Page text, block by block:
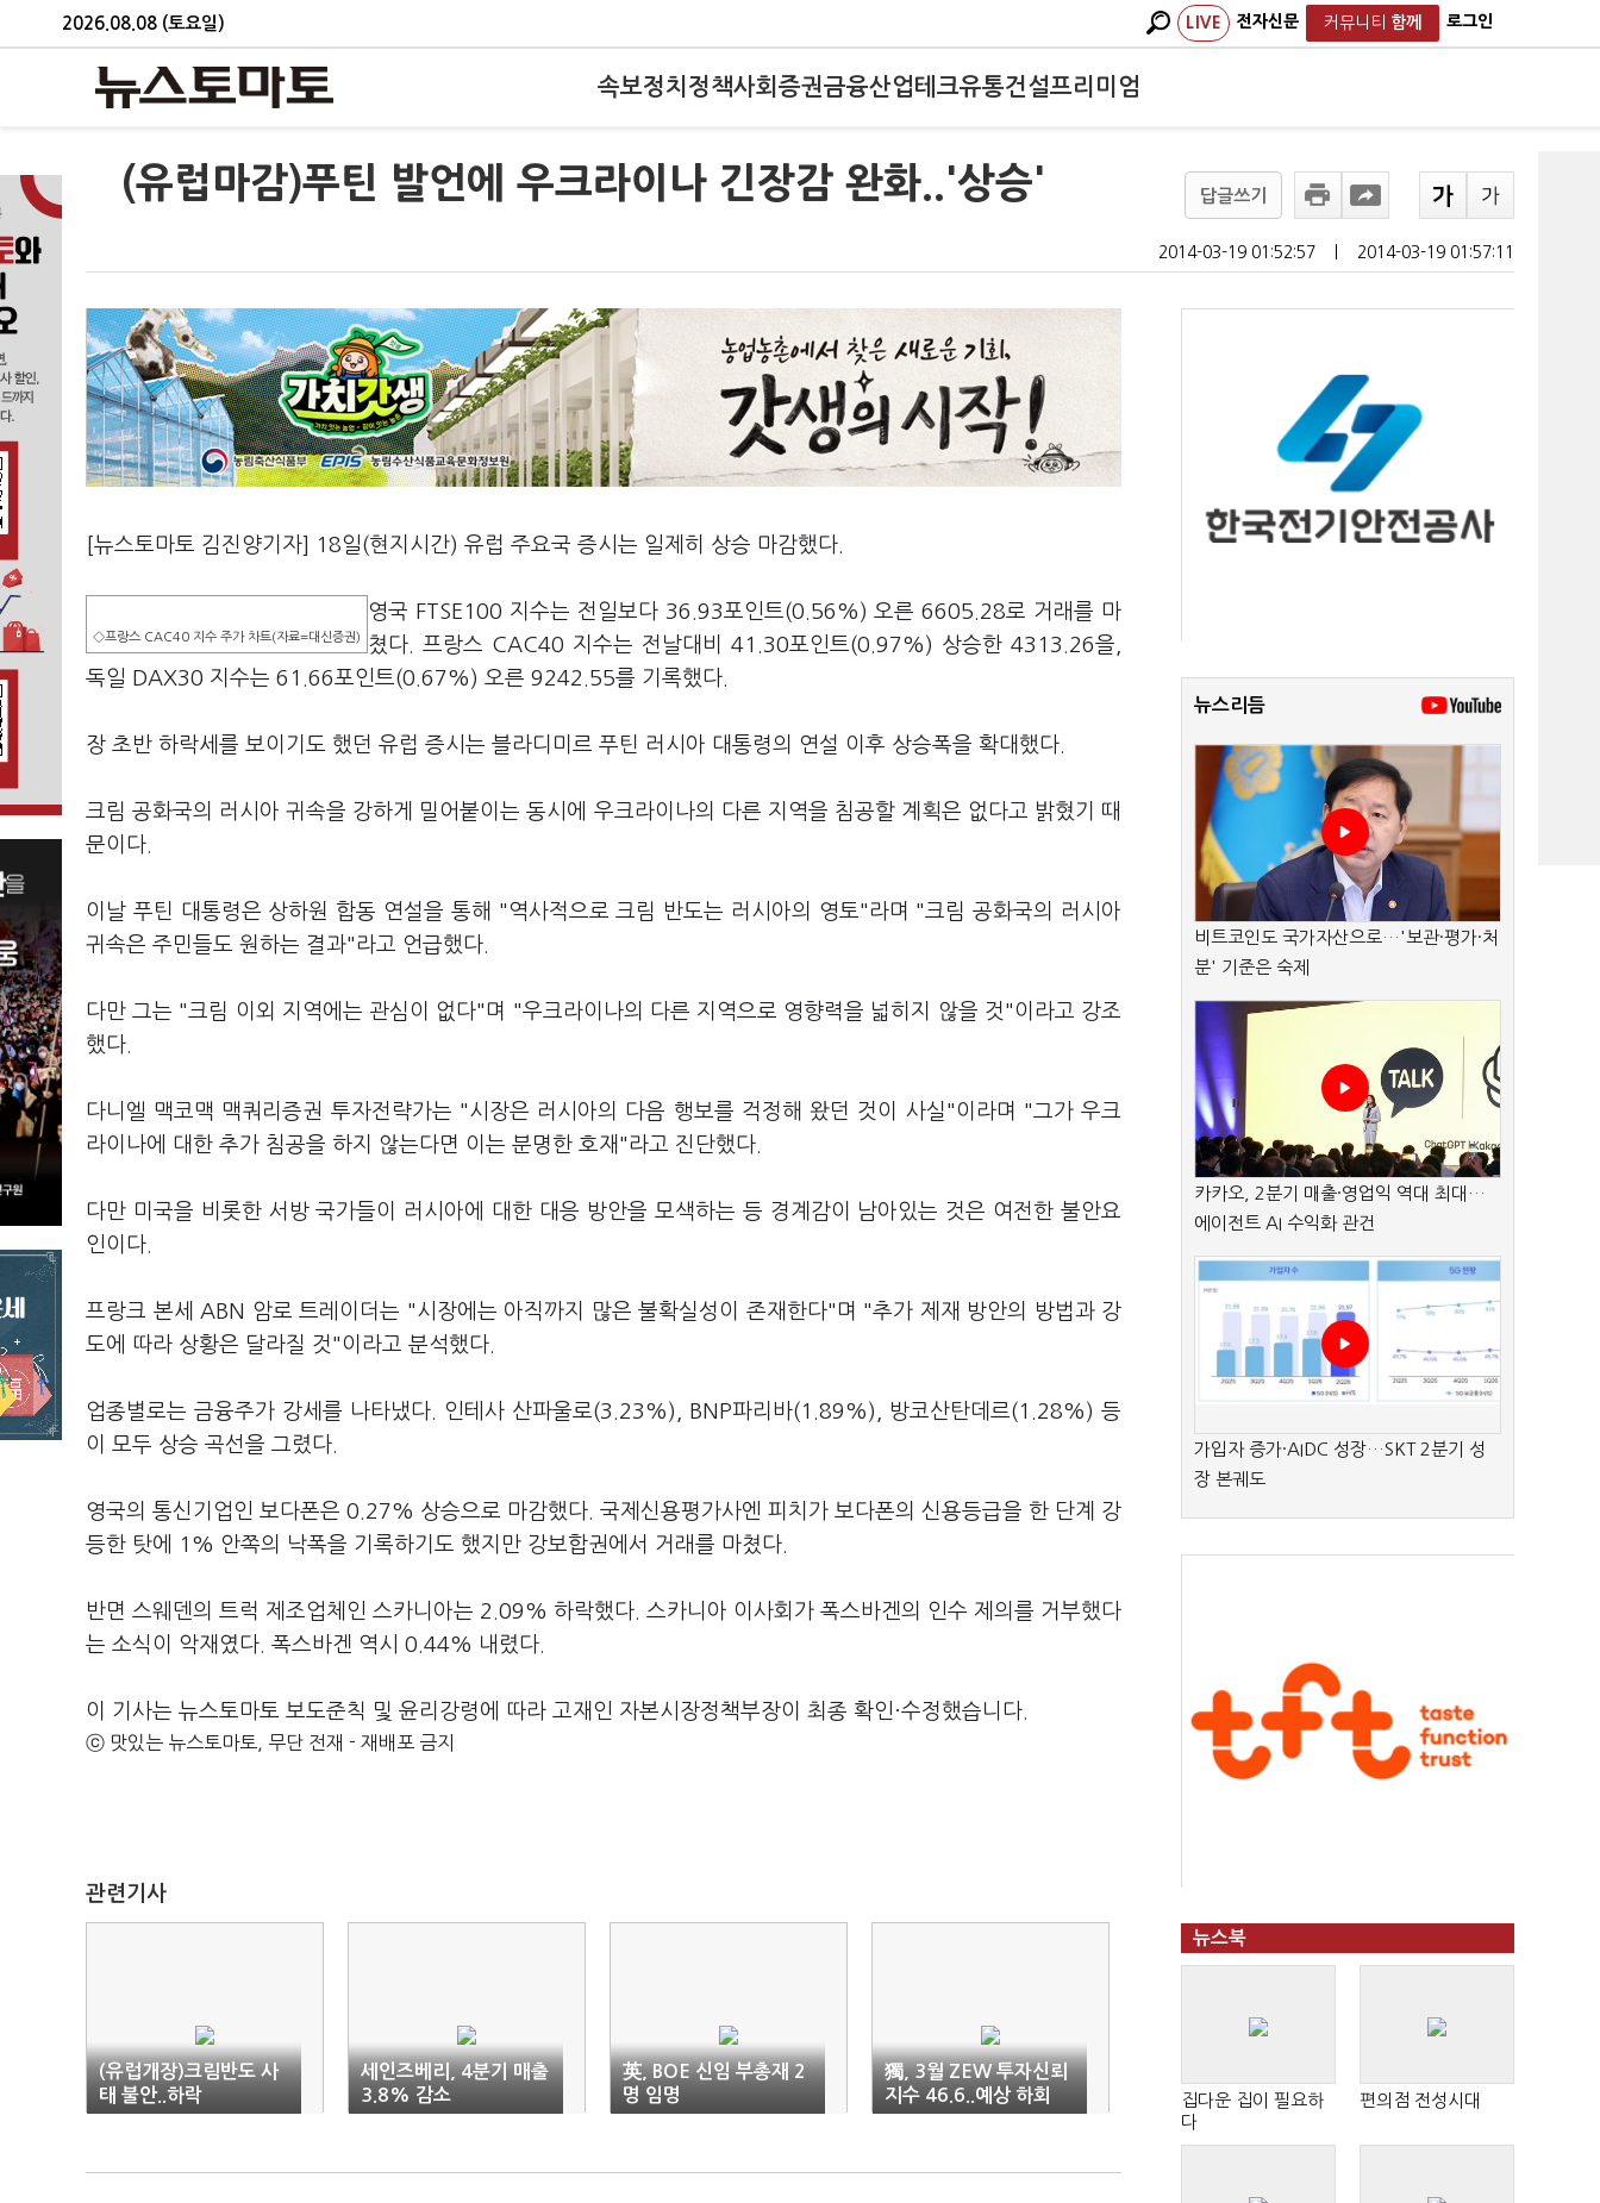
2026.08.08 (토요일) LIVE 전자신문 커뮤니티 함께 로그인
속보정치 정책사회 증권금융산업테크유통건설프리미엄
(유럽마감)푸틴 발언에 우크라이나 긴장감 완화..'상승' 답글쓰기
2014-03-19 01:52:57 2014-03-19 01:57:11
[뉴스토마토 김진양기자] 18일(현지시간) 유럽 주요국 증시는 일제히 상승 마감했다.
◇프랑스 CAC40 지수 주가 차트(자료=대신증권)
영국 FTSE100 지수는 전일보다 36.93포인트(0.56%) 오른 6605.28로 거래를 마
쳤다. 프랑스 CAC40 지수는 전날대비 41.30포인트(0.97%) 상승한 4313.26을,
독일 DAX30 지수는 61.66포인트(0.67%) 오른 9242.55를 기록했다.
장 초반 하락세를 보이기도 했던 유럽 증시는 블라디미르 푸틴 러시아 대통령의 연설 이후 상승폭을 확대했다.
크림 공화국의 러시아 귀속을 강하게 밀어붙이는 동시에 우크라이나의 다른 지역을 침공할 계획은 없다고 밝혔기 때
문이다.
이날 푸틴 대통령은 상하원 합동 연설을 통해 "역사적으로 크림 반도는 러시아의 영토"라며 "크림 공화국의 러시아
귀속은 주민들도 원하는 결과"라고 언급했다.
다만 그는 "크림 이외 지역에는 관심이 없다"며 "우크라이나의 다른 지역으로 영향력을 넓히지 않을 것"이라고 강조
했다.
다니엘 맥코맥 맥쿼리증권 투자전략가는 "시장은 러시아의 다음 행보를 걱정해 왔던 것이 사실"이라며 "그가 우크
라이나에 대한 추가 침공을 하지 않는다면 이는 분명한 호재"라고 진단했다.
다만 미국을 비롯한 서방 국가들이 러시아에 대한 대응 방안을 모색하는 등 경계감이 남아있는 것은 여전한 불안요
인이다.
프랑크 본세 ABN 암로 트레이더는 "시장에는 아직까지 많은 불확실성이 존재한다"며 "추가 제재 방안의 방법과 강
도에 따라 상황은 달라질 것"이라고 분석했다.
업종별로는 금융주가 강세를 나타냈다. 인테사 산파울로(3.23%), BNP파리바(1.89%), 방코산탄데르(1.28%) 등
이 모두 상승 곡선을 그렸다.
영국의 통신기업인 보다폰은 0.27% 상승으로 마감했다. 국제신용평가사엔 피치가 보다폰의 신용등급을 한 단계 강
등한 탓에 1% 안쪽의 낙폭을 기록하기도 했지만 강보합권에서 거래를 마쳤다.
반면 스웨덴의 트럭 제조업체인 스카니아는 2.09% 하락했다. 스카니아 이사회가 폭스바겐의 인수 제의를 거부했다
는 소식이 악재였다. 폭스바겐 역시 0.44% 내렸다.
이 기사는 뉴스토마토 보도준칙 및 윤리강령에 따라 고재인 자본시장정책부장이 최종 확인·수정했습니다.
ⓒ 맛있는 뉴스토마토, 무단 전재 - 재배포 금지
관련기사
(유럽개장)크림반도 사
태 불안..하락
세인즈베리, 4분기 매출
3.8% 감소
英, BOE 신임 부총재 2
명 임명
獨, 3월 ZEW 투자신뢰
지수 46.6..예상 하회
뉴스리듬
비트코인도 국가자산으로…'보관·평가·처
분' 기준은 숙제
카카오, 2분기 매출·영업익 역대 최대…
에이전트 AI 수익화 관건
가입자 증가·AIDC 성장…SKT 2분기 성
장 본궤도
뉴스북
집다운 집이 필요하
다
편의점 전성시대